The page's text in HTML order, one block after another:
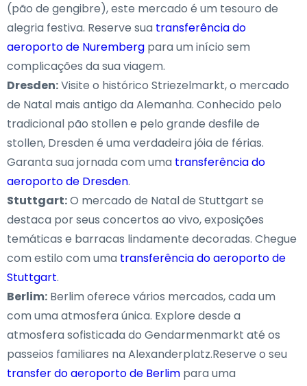
(pão de gengibre), este mercado é um tesouro de
alegria festiva. Reserve sua transferência do
aeroporto de Nuremberg para um início sem
complicações da sua viagem.
Dresden:Visite o histórico Striezelmarkt, o mercado
de Natal mais antigo da Alemanha. Conhecido pelo
tradicional pão stollen e pelo grande desfile de
stollen, Dresden é uma verdadeira jóia de férias.
Garanta sua jornada com uma transferência do
aeroporto de Dresden.
Stuttgart:O mercado de Natal de Stuttgart se
destaca por seus concertos ao vivo, exposições
temáticas e barracas lindamente decoradas. Chegue
com estilo com uma transferência do aeroporto de
Stuttgart.
Berlim: Berlim oferece vários mercados, cada um
com uma atmosfera única. Explore desde a
atmosfera sofisticada do Gendarmenmarkt até os
passeios familiares na Alexanderplatz.Reserve o seu
transfer do aeroporto de Berlim para uma